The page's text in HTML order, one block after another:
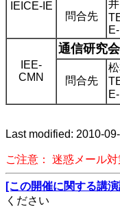
IEICE-IE
問合先
E-
IEE-
CMN
通信研究
問合先
E-
Last modified: 2010-
ご注意： 迷惑メール
[この開催に関する講
ください